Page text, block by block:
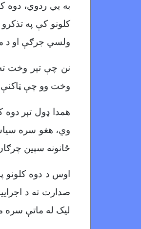
به يي ردوي، دوه
کلونو کې په
ولسي جرګې او د
نن چې تېر وخت
وخت وو چې ټاکنې
همدا ډول تېر دوه
وي، هغو سره
ځانونه سپين
اوس د دوه
صدارت ته د
لیک له ماتې سره